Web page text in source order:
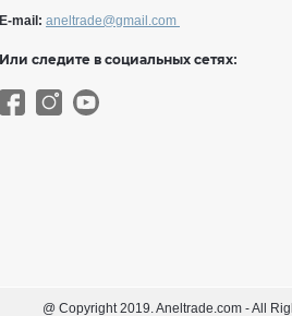
E-mail: aneltrade@gmail.com
Или следите в социальных сетях:
@ Copyright 2019. Aneltrade.com - All